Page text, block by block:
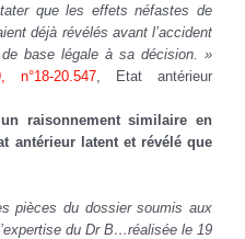
que les effets néfastes de
déjà révélés avant l’accident
de base légale à sa décision. »
20.547 , Etat antérieur
raisonnement similaire en
antérieur latent et révélé que
pièces du dossier soumis aux
du Dr B…réalisée le 19